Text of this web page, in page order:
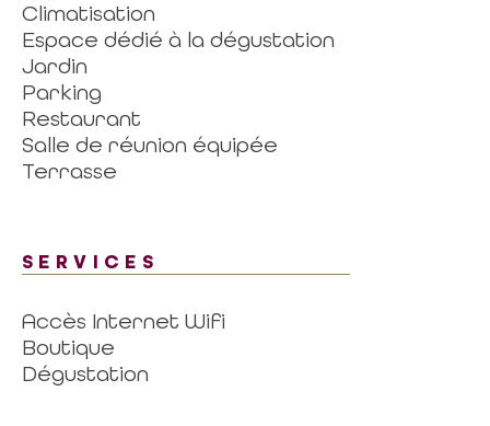
Climatisation
Espace dédié à la dégustation
Jardin
Parking
Restaurant
Salle de réunion équipée
Terrasse
SERVICES
Accès Internet Wifi
Boutique
Dégustation